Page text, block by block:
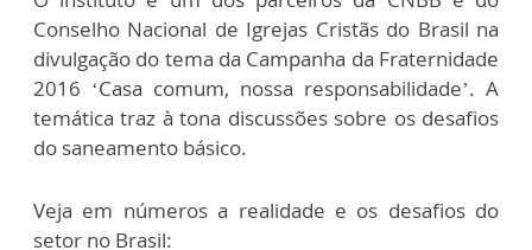
Conselho Nacional de Igrejas Cristãs do Brasil na
divulgação do tema da Campanha da Fraternidade
2016 ‘Casa comum, nossa responsabilidade’. A
temática traz à tona discussões sobre os desafios
do saneamento básico.
Veja em números a realidade e os desafios do
setor no Brasil: